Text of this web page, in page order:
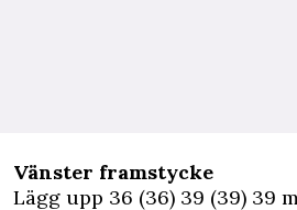
Vänster framstycke
Lägg upp 36 (36) 39 (39) 39